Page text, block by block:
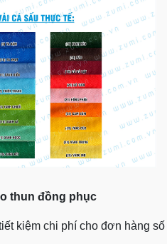
thun đồng phục
kiệm chi phí cho đơn hàng